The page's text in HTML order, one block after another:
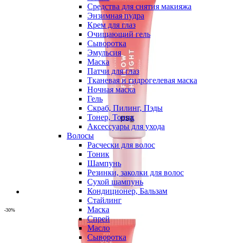
Средства для снятия макияжа
Энзимная пудра
Крем для глаз
Очищающий гель
Сыворотка
Эмульсия
Маска
Патчи для глаз
Тканевая и гидрогелевая маска
Ночная маска
Гель
Скраб, Пилинг, Пэды
Тонер, Тоник
Аксессуары для ухода
Волосы
Расчески для волос
Тоник
Шампунь
Резинки, заколки для волос
Сухой шампунь
Кондиционер, Бальзам
Стайлинг
Маска
Спрей
Масло
Сыворотка
-30%